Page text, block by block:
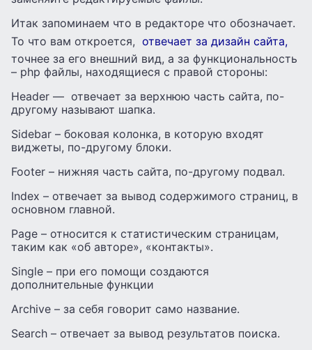
Итак запоминаем что в редакторе что обозначает.
То что вам откроется, отвечает за дизайн сайта,
точнее за его внешний вид, а за функциональность
– php файлы, находящиеся с правой стороны:
Header — отвечает за верхнюю часть сайта, по-
другому называют шапка.
Sidebar – боковая колонка, в которую входят
виджеты, по-другому блоки.
Footer – нижняя часть сайта, по-другому подвал.
Index – отвечает за вывод содержимого страниц, в
основном главной.
Page – относится к статистическим страницам,
таким как «об авторе», «контакты».
Single – при его помощи создаются
дополнительные функции
Archive – за себя говорит само название.
Search – отвечает за вывод результатов поиска.